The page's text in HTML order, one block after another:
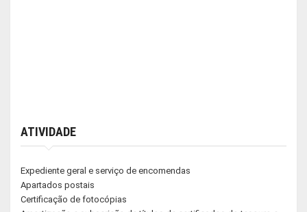
ATIVIDADE
Expediente geral e serviço de encomendas
Apartados postais
Certificação de fotocópias